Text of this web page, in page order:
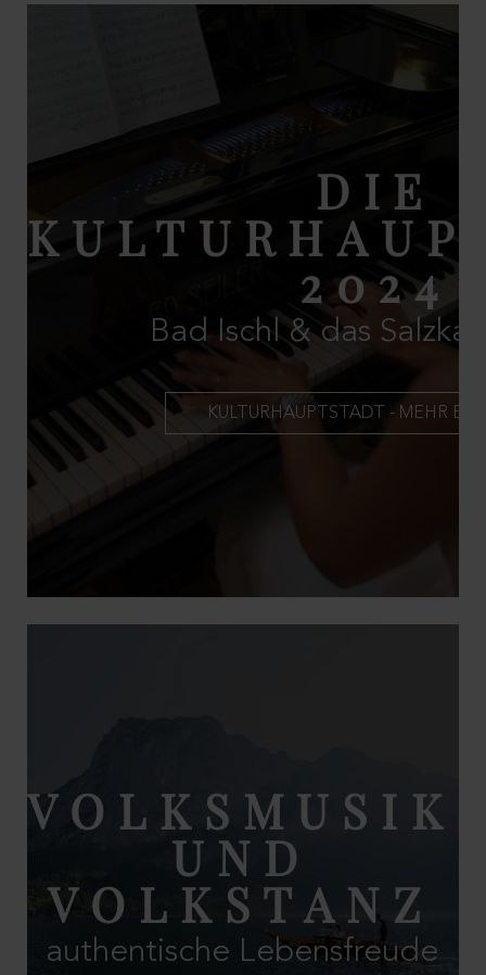
DIE
2024
Bad Ischl & das
KULTURHAUPTSTADT - MEHR
VOLKSMUSIK
UND
VOLKSTANZ
authentische Lebensfreude